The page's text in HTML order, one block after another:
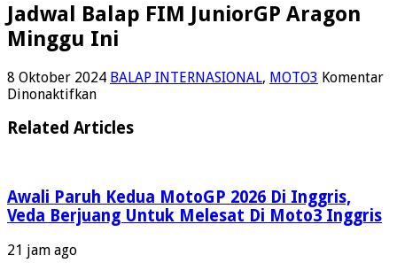
Jadwal Balap FIM JuniorGP Aragon
Minggu Ini
8 Oktober 2024 BALAP INTERNASIONAL, MOTO3 Komentar
Dinonaktifkanpada
Balap
Minggu
Ini
Related Articles
Awali Paruh Kedua MotoGP 2026 Di Inggris,
Veda Berjuang Untuk Melesat Di Moto3 Inggris
21 jam ago